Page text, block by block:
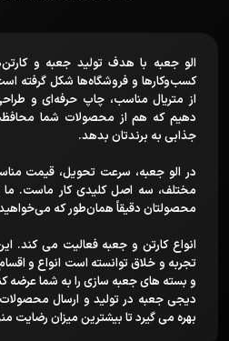
الو جعبه با هدف تولید جعبه و
کسب‌وکارها و فروشگاه‌ها شکل گرفته
از متریال مناسب، چاپ حرفه‌ای و
دهیم که هم از محصولات شما
جذابی به برندتان بدهد.
در الو جعبه، سرعت تحویل، قیمت
مختلف، سه اصل کلیدی کار ماست. ما
محصولتان دقیقاً همان‌طور که
انواع کارتن و جعبه فعالیت می کند.
تجربه و خلاق توانسته است انواع و
و بسته های جعبه سازی را به شما عرضه
دیجی جعبه در تولید و ارسال محصولات
بهره می گیرد تا بیشترین میزان رضایت